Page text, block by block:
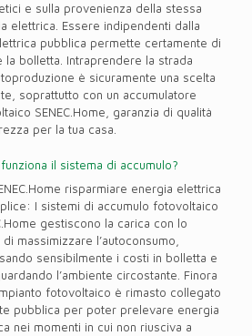
e sulla provenienza della stessa
elettrica. Essere indipendenti dalla
pubblica permette certamente di
la bolletta. Intraprendere la strada
è sicuramente una scelta
soprattutto con un accumulatore
SENEC.Home, garanzia di qualità
per la tua casa.
il sistema di accumulo?
risparmiare energia elettrica
I sistemi di accumulo fotovoltaico
gestiscono la carica con lo
massimizzare l’autoconsumo,
sensibilmente i costi in bolletta e
l’ambiente circostante. Finora
fotovoltaico è rimasto collegato
pubblica per poter prelevare energia
nei momenti in cui non riusciva a